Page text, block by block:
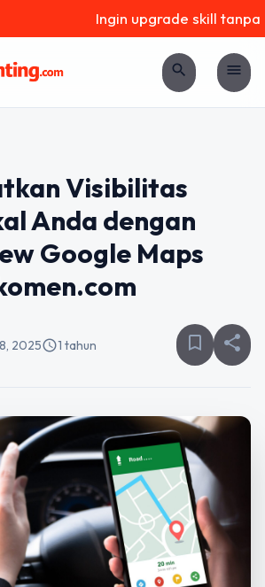
Ingin upgrade skill tanpa
search menu
Visibilitas
Anda dengan
Google Maps
2025schedule1 tahun bookmark_border share